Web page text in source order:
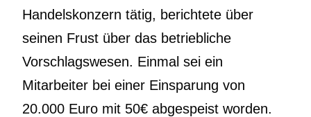
Handelskonzern tätig, berichtete über
seinen Frust über das betriebliche
Vorschlagswesen. Einmal sei ein
Mitarbeiter bei einer Einsparung von
20.000 Euro mit 50€ abgespeist worden.